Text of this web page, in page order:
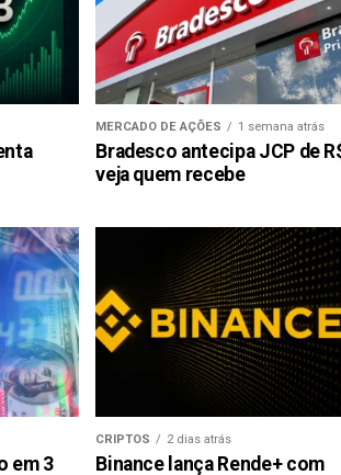
MERCADO DE AÇÕES 1 semana atrás
Bradesco antecipa JCP de
veja quem recebe
em 3
CRIPTOS 2 dias atrás
Binance lança Rende+ com